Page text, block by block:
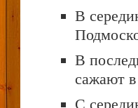
В
В
сажают в
С